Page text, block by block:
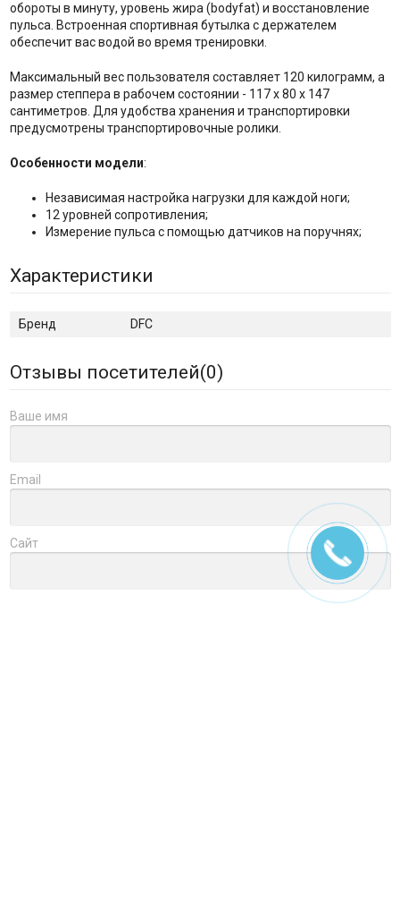
обороты в минуту, уровень жира (bodyfat) и восстановление
пульса. Встроенная спортивная бутылка с держателем
обеспечит вас водой во время тренировки.
Максимальный вес пользователя составляет 120 килограмм, а
размер степпера в рабочем состоянии - 117 x 80 x 147
сантиметров. Для удобства хранения и транспортировки
предусмотрены транспортировочные ролики.
Особенности модели:
Независимая настройка нагрузки для каждой ноги;
12 уровней сопротивления;
Измерение пульса с помощью датчиков на поручнях;
Характеристики
Бренд DFC
Отзывы посетителей(0)
Ваше имя
Email
Сайт